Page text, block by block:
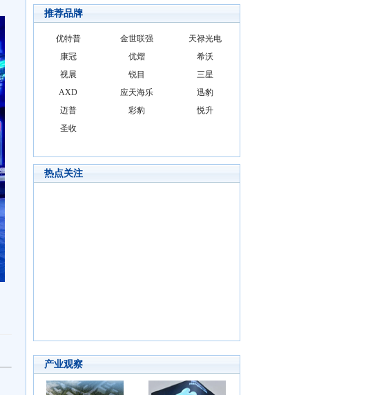
推荐品牌
优特普 金世联强
天禄光电
康冠
优熠
希沃
视展
锐目
三星
AXD
应天海乐
迅豹
迈普
彩豹
悦升
圣收
热点关注
产业观察